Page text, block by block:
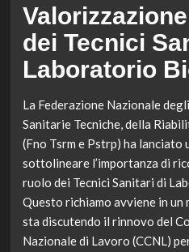
dei Tecnici
Laboratorio
La Federazione Nazionale
Sanitarie Tecniche, della
(Fno Tsrm e Pstrp) ha
sottolineare l’importanza di
ruolo dei Tecnici Sanitari di
Questo richiamo avviene in un
sta discutendo il rinnovo del
Nazionale di Lavoro (CCNL)